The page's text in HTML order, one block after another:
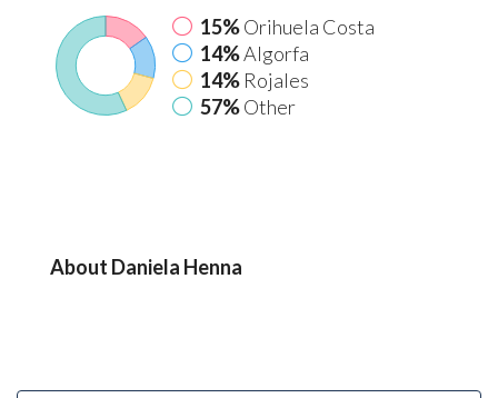
15%Orihuela Costa
14%Algorfa
14% Rojales
57%Other
About Daniela Henna